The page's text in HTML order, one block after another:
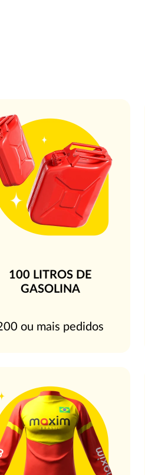
100 LITROS DE
GASOLINA
ou mais pedidos